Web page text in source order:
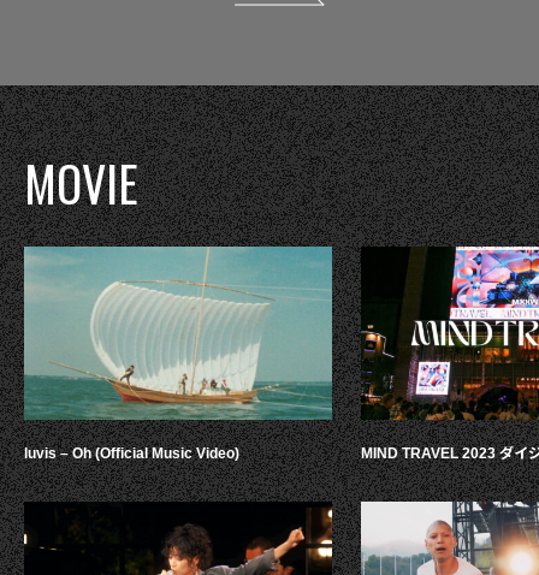
MOVIE
luvis – Oh (Official Music Video) MIND TRAVEL 2023 ダイ